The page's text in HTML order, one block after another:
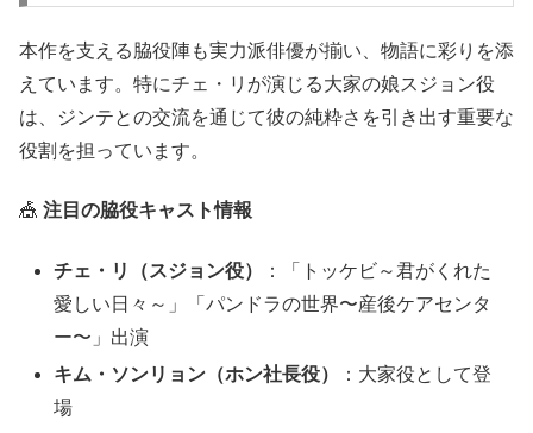
本作を支える脇役陣も実力派俳優が揃い、物語に彩りを添
えています。特にチェ・リが演じる大家の娘スジョン役
は、ジンテとの交流を通じて彼の純粋さを引き出す重要な
役割を担っています。
🎪 注目の脇役キャスト情報
チェ・リ（スジョン役）
：「トッケビ～君がくれた
愛しい日々～」「パンドラの世界〜産後ケアセンタ
ー〜」出演
キム・ソンリョン（ホン社長役）
：大家役として登
場